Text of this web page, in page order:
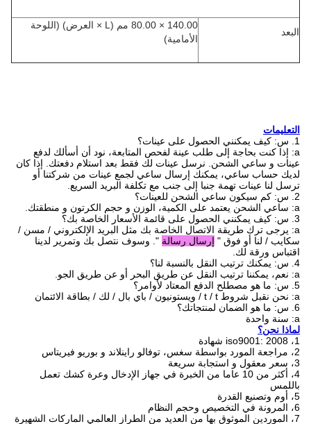
البعد
140.00 × 80.00 مم (L × العرض) (اللوحة
الأمامية)
التعليمات
1. س: كيف يمكنني الحصول على عينات؟
a: إذا كنت بحاجة إلى طلب عينة لفحص المتابعة، نود أن أسألك لدفع
عينات و ساعي الشحن. نرسل عينات لك فقط بعد استلام دفعتك. إذا كان
لديك حساب ساعي، يمكنك إرسال ساعي لجمع عينات من شركتنا أو
ترسل لنا عينات تهمة جنبا إلى جنب مع تكلفة البريد السريع.
2. س: كم سيكون ساعي الشحن للعينات؟
a: ساعي الشحن يعتمد على الكمية، الوزن و حجم الكرتون و منطقتك.
3. س: كيف يمكنني الحصول على قائمة الأسعار الخاصة بك؟
a: يرجى ترك طريقة الاتصال الخاصة بك مثل البريد الإلكتروني / مسن /
سكايب / لنا أو فوق " إرسال رسالة ". وسوف نتصل بك وتمرير لدينا
اقتباس ورقة لك.
4. س: يمكنك ترتيب النقل بالنسبة لنا؟
a: نعم، يمكننا ترتيب النقل عن طريق البحر أو عن طريق الجو.
5. س: ما هو مصطلح الدفع المعتاد لأوامر؟
a: نحن نقبل شروط t / t / ويستونيون / باي بال / لك / بطاقة الائتمان
6. س: ما هو الضمان لمنتجاتك؟
a: سنة واحدة
لماذا نحن؟
1، iso9001: 2008 شهادة
2، مراجعة المورد بواسطة سغس، توفالو راينلاند و بوريو فيريتاس
3، سعر معقول و استجابة سريعة
4، أكثر من 10 عاما من الخبرة في جهاز الإدخال وعرة كشك تعمل
باللمس
5، أوم وتصنيع القدرة
6، المرونة في التخصيص وحجم النظام
7، الموردين الموثوق بها من العديد من الطراز العالمي الماركات الشهيرة